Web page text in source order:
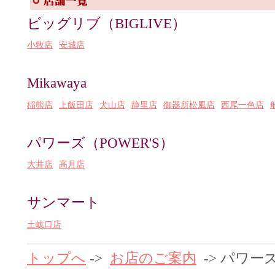
ビッグリブ（BIGLIVE）
小牧店 安城店
Mikawaya
稲熊店 上飯田店 犬山店 静里店 御器所松風店 西尾一色店
パワーズ（POWER'S）
大井店 高月店
サンマート
土岐口店
トップへ -> お店のご案内 -> パワー